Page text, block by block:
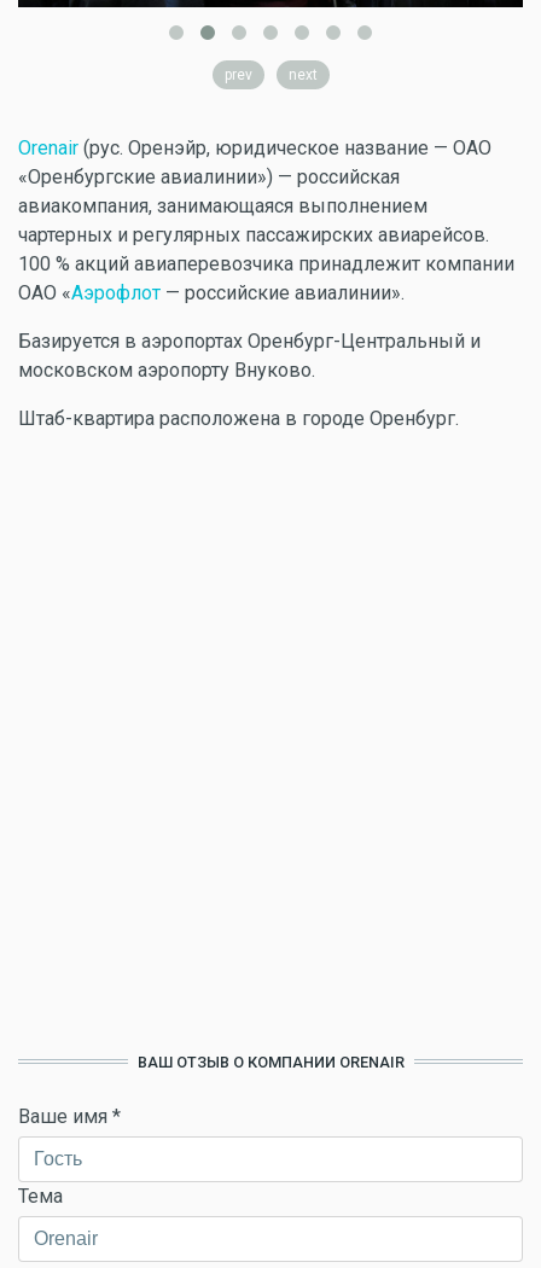
prev next
Orenair (рус. Оренэйр, юридическое название — ОАО
«Оренбургские авиалинии») — российская
авиакомпания, занимающаяся выполнением
чартерных и регулярных пассажирских авиарейсов.
100 % акций авиаперевозчика принадлежит компании
ОАО «Аэрофлот — российские авиалинии».
Базируется в аэропортах Оренбург-Центральный и
московском аэропорту Внуково.
Штаб-квартира расположена в городе Оренбург.
ВАШ ОТЗЫВ О КОМПАНИИ ORENAIR
Ваше имя *
Тема